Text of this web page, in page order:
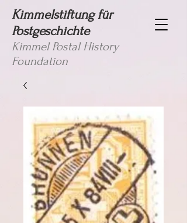
Kimmelstiftung für
Postgeschichte
Kimmel Postal History
Foundation